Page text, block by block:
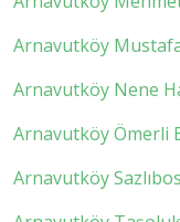
Arnavutköy
Arnavutköy Nene
Arnavutköy Ömerli
Arnavutköy